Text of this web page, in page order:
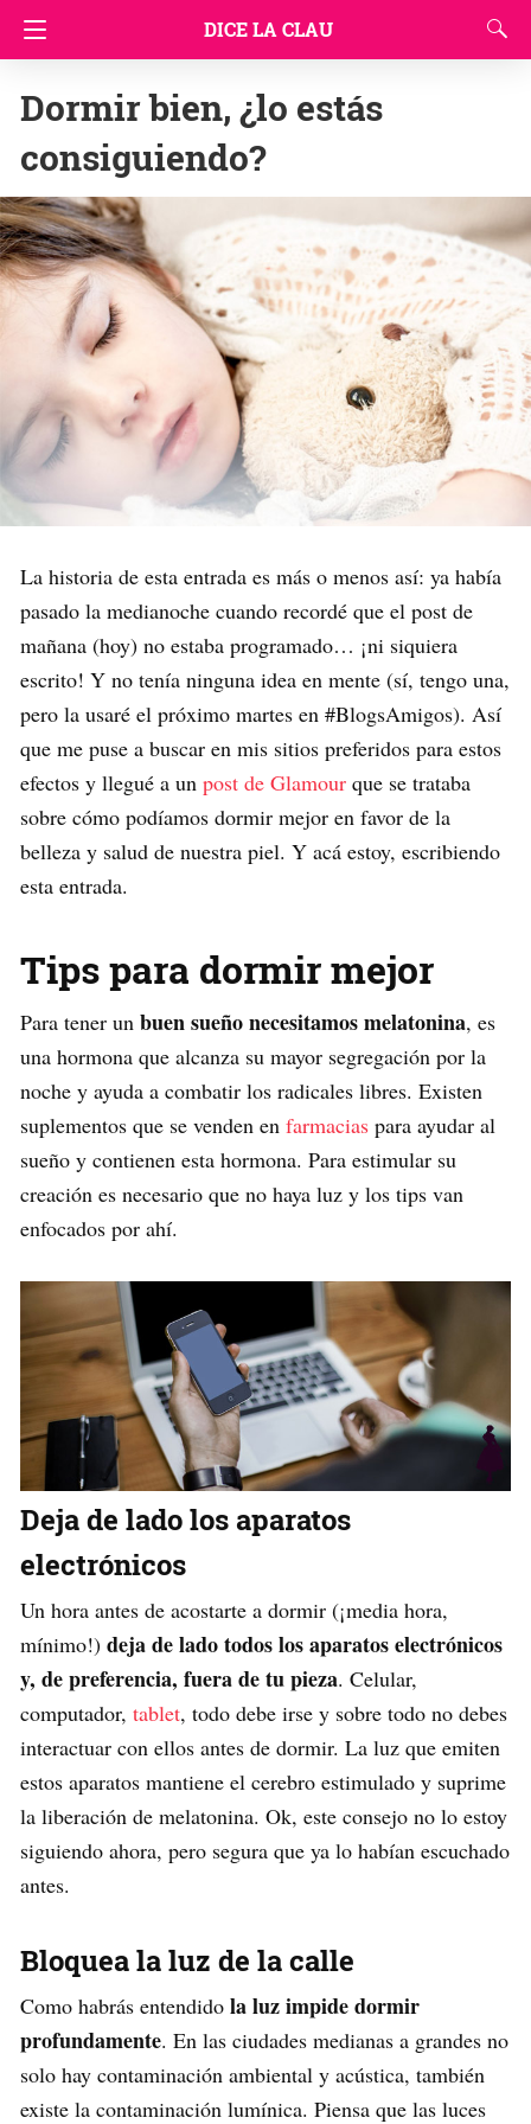
DICE LA CLAU
Dormir bien, ¿lo estás
consiguiendo?
La historia de esta entrada es más o menos así: ya había
pasado la medianoche cuando recordé que el post de
mañana (hoy) no estaba programado… ¡ni siquiera
escrito! Y no tenía ninguna idea en mente (sí, tengo una,
pero la usaré el próximo martes en #BlogsAmigos). Así
que me puse a buscar en mis sitios preferidos para estos
efectos y llegué a un post de Glamour que se trataba
sobre cómo podíamos dormir mejor en favor de la
belleza y salud de nuestra piel. Y acá estoy, escribiendo
esta entrada.
Tips para dormir mejor
Para tener un buen sueño necesitamos melatonina, es
una hormona que alcanza su mayor segregación por la
noche y ayuda a combatir los radicales libres. Existen
suplementos que se venden en farmacias para ayudar al
sueño y contienen esta hormona. Para estimular su
creación es necesario que no haya luz y los tips van
enfocados por ahí.
Deja de lado los aparatos
electrónicos
Un hora antes de acostarte a dormir (¡media hora,
mínimo!) deja de lado todos los aparatos electrónicos
y, de preferencia, fuera de tu pieza. Celular,
computador, tablet, todo debe irse y sobre todo no debes
interactuar con ellos antes de dormir. La luz que emiten
estos aparatos mantiene el cerebro estimulado y suprime
la liberación de melatonina. Ok, este consejo no lo estoy
siguiendo ahora, pero segura que ya lo habían escuchado
antes.
Bloquea la luz de la calle
Como habrás entendido la luz impide dormir
profundamente. En las ciudades medianas a grandes no
solo hay contaminación ambiental y acústica, también
existe la contaminación lumínica. Piensa que las luces